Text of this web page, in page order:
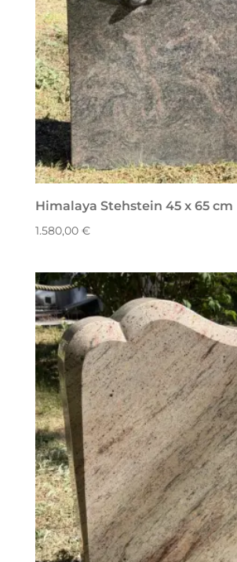
Himalaya Stehstein 45 x 65 cm
1.580,00 €